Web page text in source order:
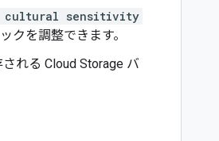
cultural sensitivity
クを調整できます。
れる Cloud Storage バ